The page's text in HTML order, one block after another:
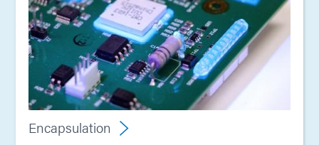
Encapsulation